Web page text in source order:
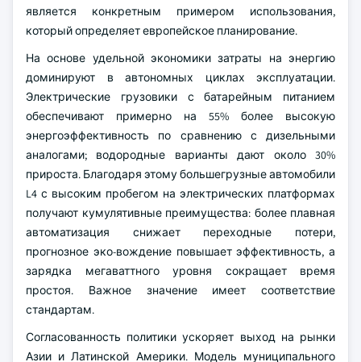
является конкретным примером использования,
который определяет европейское планирование.
На основе удельной экономики затраты на энергию
доминируют в автономных циклах эксплуатации.
Электрические грузовики с батарейным питанием
обеспечивают примерно на 55% более высокую
энергоэффективность по сравнению с дизельными
аналогами; водородные варианты дают около 30%
прироста. Благодаря этому большегрузные автомобили
L4 с высоким пробегом на электрических платформах
получают кумулятивные преимущества: более плавная
автоматизация снижает переходные потери,
прогнозное эко-вождение повышает эффективность, а
зарядка мегаваттного уровня сокращает время
простоя. Важное значение имеет соответствие
стандартам.
Согласованность политики ускоряет выход на рынки
Азии и Латинской Америки. Модель муниципального